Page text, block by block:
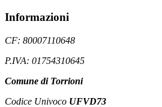
Informazioni
CF: 80007110648
P.IVA: 01754310645
Comune di Torrioni
Codice Univoco UFVD73